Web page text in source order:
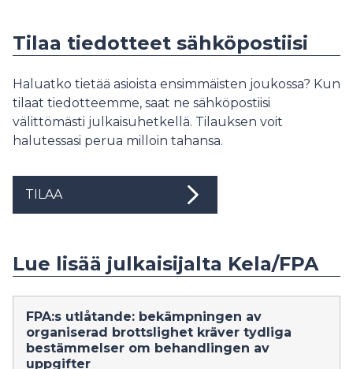
Tilaa tiedotteet sähköpostiisi
Haluatko tietää asioista ensimmäisten joukossa? Kun
tilaat tiedotteemme, saat ne sähköpostiisi
välittömästi julkaisuhetkellä. Tilauksen voit
halutessasi perua milloin tahansa.
TILAA
Lue lisää julkaisijalta Kela/FPA
FPA:s utlåtande: bekämpningen av
organiserad brottslighet kräver tydliga
bestämmelser om behandlingen av
uppgifter